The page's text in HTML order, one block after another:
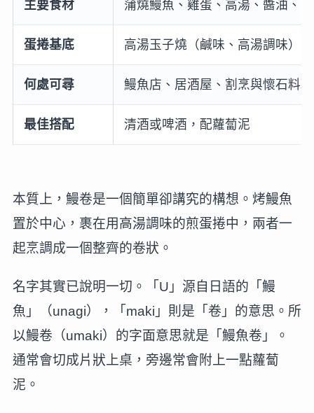
主要食材 蒲燒鰻魚、雞蛋、高湯、醬油、
蛋捲基底 高湯玉子燒（鹹味、高湯調味）
何處可尋 鰻魚店、居酒屋、割烹與懷石料理
最佳搭配 清酒或啤酒，配蘿蔔泥
本質上，鰻卷是一個簡單卻講究的構想。烤鰻魚
置於中心，裹在用高湯調味的煎蛋捲中，兩者一
起烹調成一個整齊的卷狀。
名字其實已說明一切。「U」源自日語的「鰻
魚」（unagi），「maki」則是「卷」的意思。所
以鰻卷（umaki）的字面意思就是「鰻魚卷」。
通常會切成片狀上桌，旁邊常會附上一點蘿蔔
泥。